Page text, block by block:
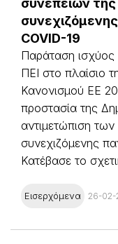
COVID-19
Παράταση ισχύος
ΠΕΙ στο πλαίσιο
Κανονισμού ΕΕ
προστασία της
αντιμετώπιση
συνεχιζόμενης
Κατέβασε το
Εισερχόμενα 26-02-